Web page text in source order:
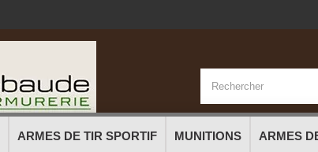
ARMES DE TIR SPORTIF MUNITIONS ARMES